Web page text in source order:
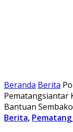
Beranda Berita
Pematangsiantar
Bantuan Sembako
Berita,